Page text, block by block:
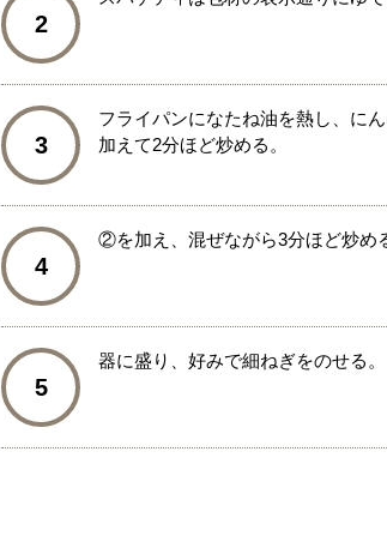
2
3
フライパンになたね油を熱し、に
加えて2分ほど炒める。
4
②を加え、混ぜながら3分ほど炒め
5
器に盛り、好みで細ねぎをのせる。